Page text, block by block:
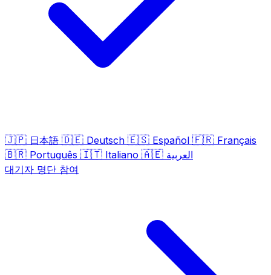
🇯🇵 日本語 🇩🇪 Deutsch 🇪🇸 Español 🇫🇷 Français
🇧🇷 Português 🇮🇹 Italiano 🇦🇪 العربية
대기자 명단 참여